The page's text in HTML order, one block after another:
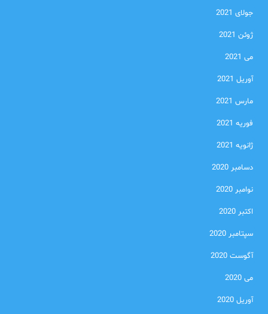
جولای 2021
ژوئن 2021
می 2021
آوریل 2021
مارس 2021
فوریه 2021
ژانویه 2021
دسامبر 2020
نوامبر 2020
اکتبر 2020
سپتامبر 2020
آگوست 2020
می 2020
آوریل 2020